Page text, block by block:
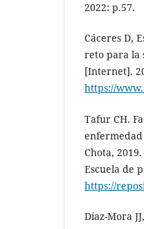
2022: p.57.
Cáceres D,
reto para la
[Internet].
https://
Tafur CH.
Chota,
Escuela de
https://
Díaz-Mora